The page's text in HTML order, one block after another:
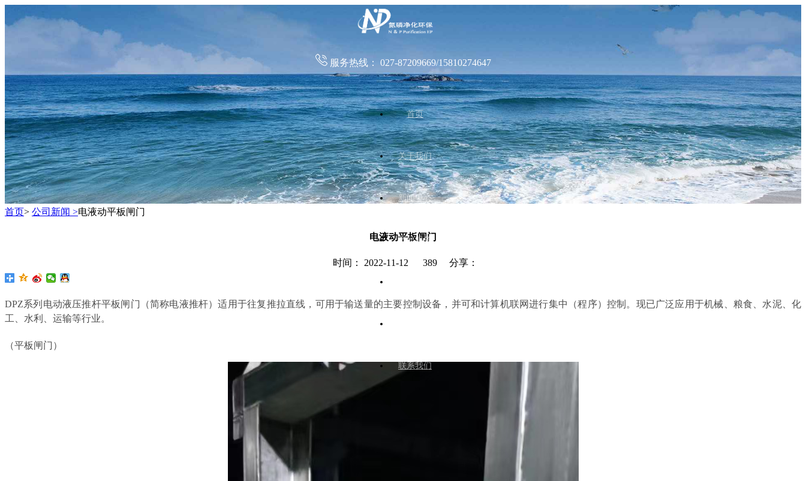
服务热线： 027-87209669/15810274647
首页
关于我们
新闻中心
产品服务
联系我们
首页> 公司新闻 >电液动平板闸门
电液动平板闸门
时间： 2022-11-12 389 分享：
DPZ系列电动液压推杆平板闸门（简称电液推杆）适用于往复推拉直线，可用于输送量的主要控制设备，并可和计算机联网进行集中（程序）控制。现已广泛应用于机械、粮食、水泥、化
工、水利、运输等行业。
（平板闸门）